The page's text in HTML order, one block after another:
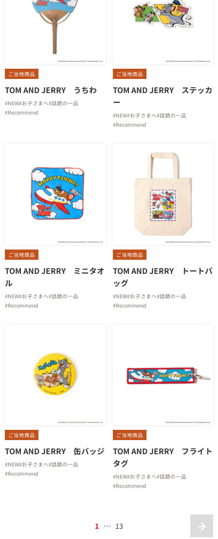
ご当地商品
TOM AND JERRY うちわ
#NEW#お子さまへ#話題の一品
#Recommend
ご当地商品
TOM AND JERRY ステッカ
ー
#NEW#お子さまへ#話題の一品
#Recommend
ご当地商品
TOM AND JERRY ミニタオ
ル
#NEW#お子さまへ#話題の一品
#Recommend
ご当地商品
TOM AND JERRY トートバ
ッグ
#NEW#お子さまへ#話題の一品
#Recommend
ご当地商品
TOM AND JERRY 缶バッジ
#NEW#お子さまへ#話題の一品
#Recommend
ご当地商品
TOM AND JERRY フライト
タグ
#NEW#お子さまへ#話題の一品
#Recommend
1 … 13